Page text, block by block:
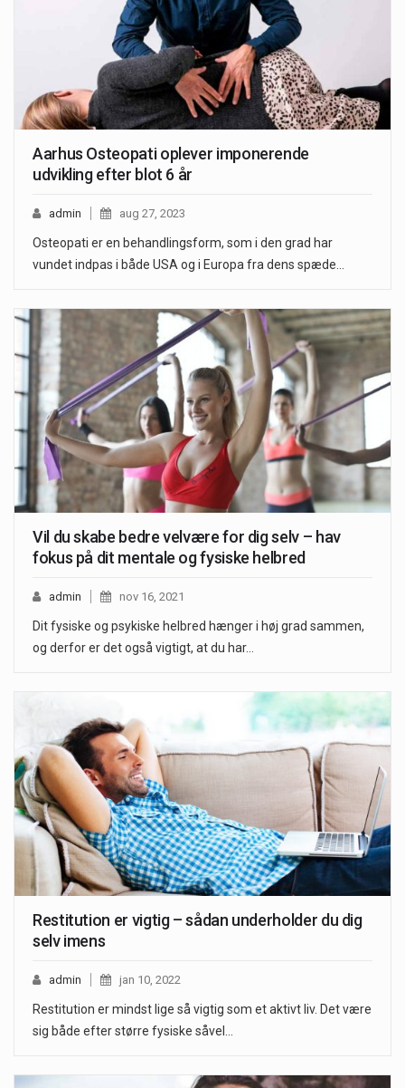
Aarhus Osteopati oplever imponerende
udvikling efter blot 6 år
admin aug 27, 2023
Osteopati er en behandlingsform, som i den grad har
vundet indpas i både USA og i Europa fra dens spæde…
Vil du skabe bedre velvære for dig selv – hav
fokus på dit mentale og fysiske helbred
admin nov 16, 2021
Dit fysiske og psykiske helbred hænger i høj grad sammen,
og derfor er det også vigtigt, at du har…
Restitution er vigtig – sådan underholder du dig
selv imens
admin jan 10, 2022
Restitution er mindst lige så vigtig som et aktivt liv. Det være
sig både efter større fysiske såvel…